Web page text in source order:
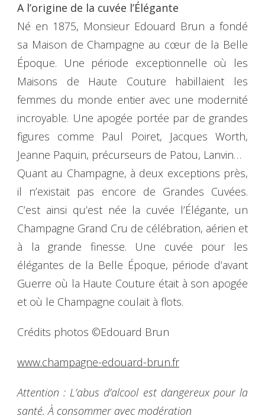
A l’origine de la cuvée l’Élégante
Né en 1875, Monsieur Edouard Brun a fondé
sa Maison de Champagne au cœur de la Belle
Époque. Une période exceptionnelle où les
Maisons de Haute Couture habillaient les
femmes du monde entier avec une modernité
incroyable. Une apogée portée par de grandes
figures comme Paul Poiret, Jacques Worth,
Jeanne Paquin, précurseurs de Patou, Lanvin…
Quant au Champagne, à deux exceptions près,
il n’existait pas encore de Grandes Cuvées.
C’est ainsi qu’est née la cuvée l’Élégante, un
Champagne Grand Cru de célébration, aérien et
à la grande finesse. Une cuvée pour les
élégantes de la Belle Époque, période d’avant
Guerre où la Haute Couture était à son apogée
et où le Champagne coulait à flots.
Crédits photos ©Edouard Brun
www.champagne-edouard-brun.fr
Attention : L’abus d’alcool est dangereux pour la
santé. À consommer avec modération